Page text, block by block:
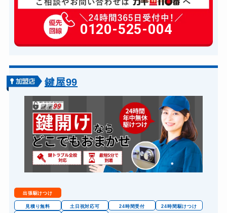
玄関カギ修理 6,600円～(税込)
玄関カギ作成 14,300円～(税込)
玄関カギ交換 14,300円～(税込)
バイクカギ開け
バイクカギ作成 16,500円～(税込)
スーツケースカギ開け 8,800円～(税込)
スーツケースカギ作成 8,800円～(税込)
金庫カギ開け 14,300円～(税込)
金庫カギ修理 11,000円～(税込)
金庫カギ交換
ロッカーカギ開け 8,800円～(税込)
0120-525-004
鍵屋99
出張駆けつけ
見積り無料 土日祝対応可 24時間受付
24時間駆けつけ